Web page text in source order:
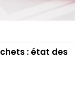
: état des